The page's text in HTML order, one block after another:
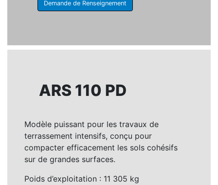
Demande de Renseignement
ARS 110 PD
Modèle puissant pour les travaux de
terrassement intensifs, conçu pour
compacter efficacement les sols cohésifs
sur de grandes surfaces.
Poids d’exploitation : 11 305 kg